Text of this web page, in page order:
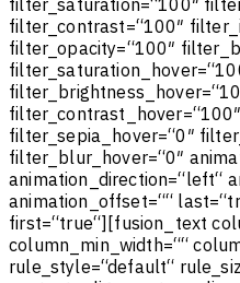
filter_saturation=“100″ filte
filter_contrast=“100″ filter_
filter_opacity=“100″ filter_ b
filter_saturation_ hover=“10
filter_ brig htness hover=“10
filter_contrast hover=“100″
filter_sepia hover=“0 ″ filter
filter_ blur_ hover=“0″ anima
animation direction=“left“ a
animation offset=““ last=“tr
first=“true“] [fusion text col
column min_ widt h=““ colu
rule_ style=“default“ rule _siz